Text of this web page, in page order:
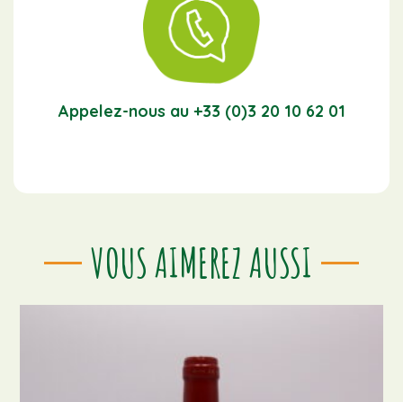
Appelez-nous au +33 (0)3 20 10 62 01
VOUS AIMEREZ AUSSI